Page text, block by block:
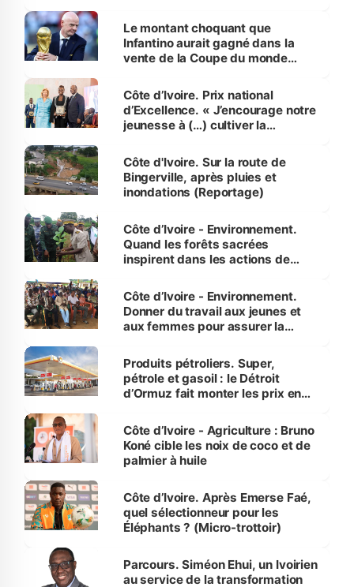
Le montant choquant que
Infantino aurait gagné dans la
vente de la Coupe du monde
Côte d’Ivoire. Prix national
d’Excellence. « J’encourage notre
jeunesse à (…) cultiver la
(Alassane Ouattara
Côte d'Ivoire. Sur la route de
Bingerville, après pluies et
inondations (Reportage)
Côte d’Ivoire - Environnement.
Quand les forêts sacrées
inspirent dans les actions de
Côte d’Ivoire - Environnement.
Donner du travail aux jeunes et
aux femmes pour assurer la
menacées
Produits pétroliers. Super,
pétrole et gasoil : le Détroit
d’Ormuz fait monter les prix en
Côte d’Ivoire - Agriculture : Bruno
Koné cible les noix de coco et de
palmier à huile
Côte d’Ivoire. Après Emerse Faé,
quel sélectionneur pour les
Éléphants ? (Micro-trottoir)
Parcours. Siméon Ehui, un Ivoirien
au service de la transformation